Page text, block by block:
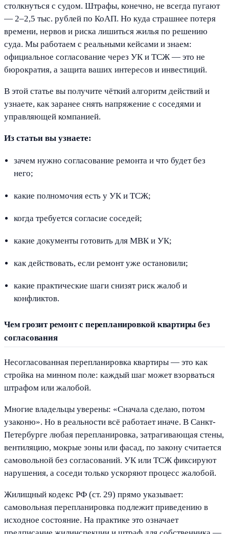
столкнуться с судом. Штрафы, конечно, не всегда пугают
— 2–2,5 тыс. рублей по КоАП. Но куда страшнее потеря
времени, нервов и риска лишиться жилья по решению
суда. Мы работаем с реальными кейсами и знаем:
официальное согласование через УК и ТСЖ — это не
бюрократия, а защита ваших интересов и инвестиций.
В этой статье вы получите чёткий алгоритм действий и
узнаете, как заранее снять напряжение с соседями и
управляющей компанией.
Из статьи вы узнаете:
зачем нужно согласование ремонта и что будет без
него;
какие полномочия есть у УК и ТСЖ;
когда требуется согласие соседей;
какие документы готовить для МВК и УК;
как действовать, если ремонт уже остановили;
какие практические шаги снизят риск жалоб и
конфликтов.
Чем грозит ремонт с перепланировкой квартиры без
согласования
Несогласованная перепланировка квартиры — это как
стройка на минном поле: каждый шаг может взорваться
штрафом или жалобой.
Многие владельцы уверены: «Сначала сделаю, потом
узаконю». Но в реальности всё работает иначе. В Санкт-
Петербурге любая перепланировка, затрагивающая стены,
вентиляцию, мокрые зоны или фасад, по закону считается
самовольной без согласований. УК или ТСЖ фиксируют
нарушения, а соседи только ускоряют процесс жалобой.
Жилищный кодекс РФ (ст. 29) прямо указывает:
самовольная перепланировка подлежит приведению в
исходное состояние. На практике это означает